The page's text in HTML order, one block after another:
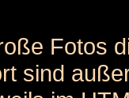
Fotos
sind